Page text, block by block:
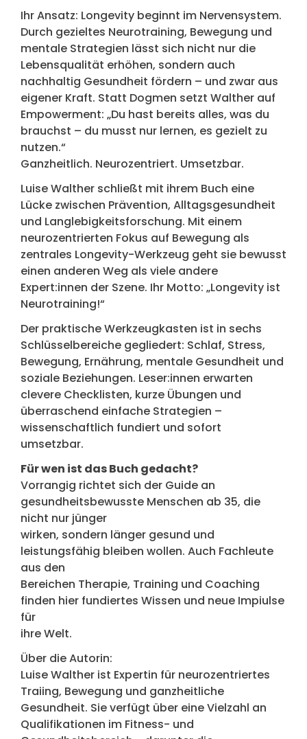
Ihr Ansatz: Longevity beginnt im Nervensystem.
Durch gezieltes Neurotraining, Bewegung und
mentale Strategien lässt sich nicht nur die
Lebensqualität erhöhen, sondern auch
nachhaltig Gesundheit fördern – und zwar aus
eigener Kraft. Statt Dogmen setzt Walther auf
Empowerment: „Du hast bereits alles, was du
brauchst – du musst nur lernen, es gezielt zu
nutzen.“
Ganzheitlich. Neurozentriert. Umsetzbar.
Luise Walther schließt mit ihrem Buch eine
Lücke zwischen Prävention, Alltagsgesundheit
und Langlebigkeitsforschung. Mit einem
neurozentrierten Fokus auf Bewegung als
zentrales Longevity-Werkzeug geht sie bewusst
einen anderen Weg als viele andere
Expert:innen der Szene. Ihr Motto: „Longevity ist
Neurotraining!“
Der praktische Werkzeugkasten ist in sechs
Schlüsselbereiche gegliedert: Schlaf, Stress,
Bewegung, Ernährung, mentale Gesundheit und
soziale Beziehungen. Leser:innen erwarten
clevere Checklisten, kurze Übungen und
überraschend einfache Strategien –
wissenschaftlich fundiert und sofort
umsetzbar.
Für wen ist das Buch gedacht?
Vorrangig richtet sich der Guide an
gesundheitsbewusste Menschen ab 35, die
nicht nur jünger
wirken, sondern länger gesund und
leistungsfähig bleiben wollen. Auch Fachleute
aus den
Bereichen Therapie, Training und Coaching
finden hier fundiertes Wissen und neue Impiulse
für
ihre Welt.
Über die Autorin:
Luise Walther ist Expertin für neurozentriertes
Traiing, Bewegung und ganzheitliche
Gesundheit. Sie verfügt über eine Vielzahl an
Qualifikationen im Fitness- und